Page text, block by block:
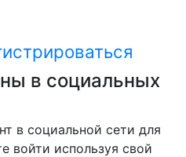
в социальных
в социальной сети для
войти используя свой